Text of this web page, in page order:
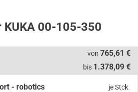
KUKA 00-105-350
von 765,61 €
bis 1.378,09 €
- robotics
je Stck.